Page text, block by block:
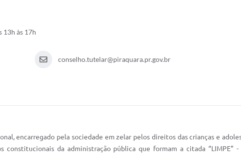
13h às 17h
conselho.tutelar@piraquara.pr.gov.br
encarregado pela sociedade em zelar pelos direitos das crianças e
da administração pública que formam a citada “LIMPE” -